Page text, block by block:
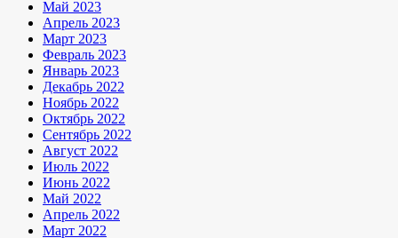
Май 2023
Апрель 2023
Март 2023
Февраль 2023
Январь 2023
Декабрь 2022
Ноябрь 2022
Октябрь 2022
Сентябрь 2022
Август 2022
Июль 2022
Июнь 2022
Май 2022
Апрель 2022
Март 2022